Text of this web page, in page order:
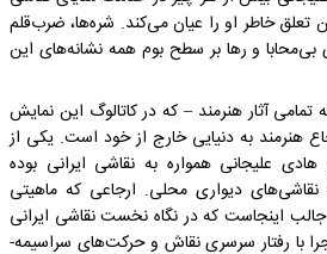
تعلق خاطر او را عیان می­‌کند. شره­‌ها، ضرب­‌قلم­‌
بی­‌محابا و رها بر سطح بوم همه نشانه­‌های این
آثار هنرمند – که در کاتالوگ این نمایش
هنرمند به دنیایی خارج از خود است. یکی از
علیجانی همواره به نقاشی ایرانی بوده
دیواری محلی. ارجاعی که ماهیتی
جالب اینجاست که در نگاه نخست نقاشی ایرانی
با وجود همه­ ظرافت و دقت اجرا با رفتار سرسری نقاش و حرکت­‌های سراسیمه­